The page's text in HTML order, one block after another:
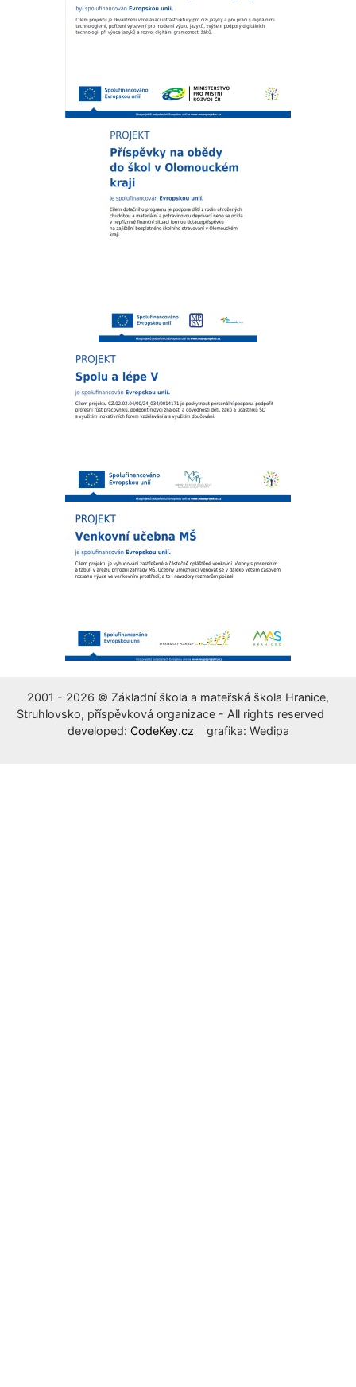
2001 - 2026 © Základní škola a mateřská škola Hranice,
Struhlovsko, příspěvková organizace - All rights reserved
developed: CodeKey.cz grafika: Wedipa